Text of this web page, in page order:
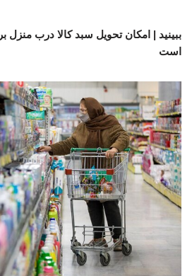
ببینید | امکان تحویل سبد کالا درب
است